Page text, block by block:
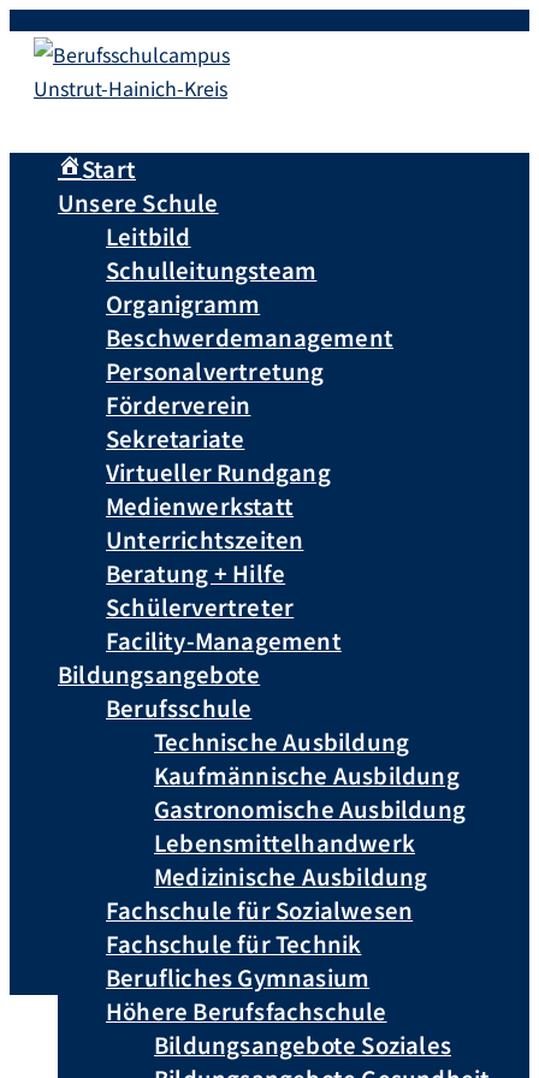
Zum
Inhalt
springen
Start
Unsere Schule
Leitbild
Schulleitungsteam
Organigramm
Beschwerdemanagement
Personalvertretung
Förderverein
Sekretariate
Virtueller Rundgang
Medienwerkstatt
Unterrichtszeiten
Beratung + Hilfe
Schülervertreter
Facility-Management
Bildungsangebote
Berufsschule
Technische Ausbildung
Kaufmännische Ausbildung
Gastronomische Ausbildung
Lebensmittelhandwerk
Medizinische Ausbildung
Fachschule für Sozialwesen
Fachschule für Technik
Berufliches Gymnasium
Höhere Berufsfachschule
Bildungsangebote Soziales